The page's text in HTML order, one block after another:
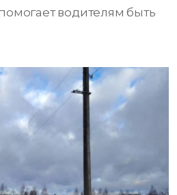
водителям быть